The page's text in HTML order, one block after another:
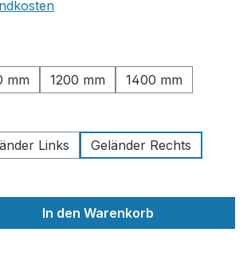
mm 1200 mm 1400 mm
Links
Geländer Rechts
den gewünschten Wert
In den Warenkorb